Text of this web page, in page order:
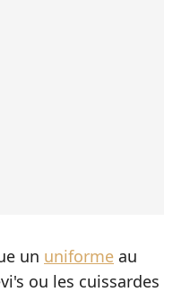
un uniforme au
ou les cuissardes